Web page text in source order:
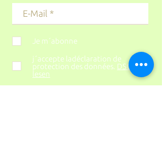
Je m´abonne
j´accepte ladéclaration de
protection des données. DSGVO
lesen